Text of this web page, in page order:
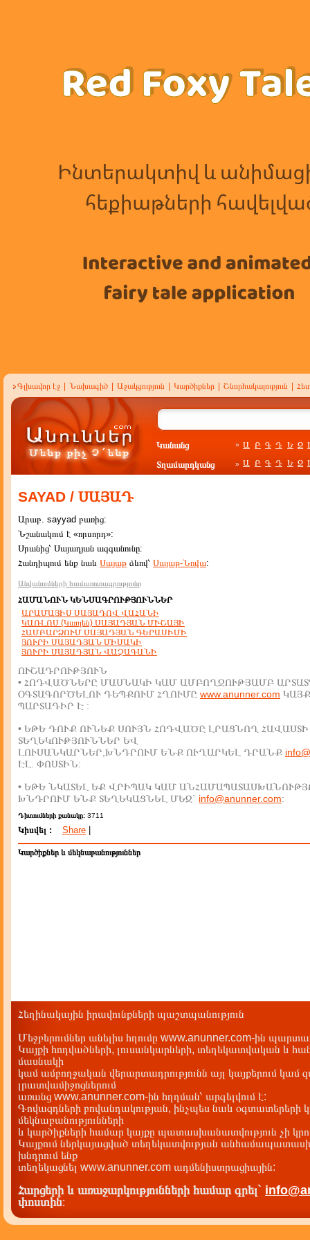
Գլխավոր էջ Նախագիծ Աջակցություն Կարծիքներ Շնորհակալություն
Կանանց » Ա Բ Գ Դ Ե Զ
Տղամարդկանց » Ա Բ Գ Դ Ե Զ
SAYAD / ՍԱՅԱԴ
Արաբ. sayyad բառից:
Նշանակում է «որսորդ»:
Սրանից՝ Սայադյան ազգանունը:
Հանդիպում ենք նաև Սայաթ ձևով՝ Սայաթ-Նովա:
Անվանումների համառոտագրությունը
ՀԱՄԱՆՈՒՆ ԿԵՆՍԱԳՐՈՒԹՅՈՒՆՆԵՐ
ԱՐԱՄԱՅԻՍ ՍԱՅԱԴՈՎ ՎԱՀԱՆԻ
ԿԱՌԼՈՍ (Կառլեն) ՍԱՅԱԴՅԱՆ ՄԻՇԱՅԻ
ՀԱՄԲԱՐՁՈՒՄ ՍԱՅԱԴՅԱՆ ԳԵՐԱՍԻՄԻ
ՅՈՒՐԻ ՍԱՅԱԴՅԱՆ ՄԻՍԱԿԻ
ՅՈՒՐԻ ՍԱՅԱԴՅԱՆ ՎԱՉԱԳԱՆԻ
ՈՒՇԱԴՐՈՒԹՅՈՒՆ
• ՀՈԴՎԱԾՆԵՐԸ ՄԱՍՆԱԿԻ ԿԱՄ ԱՄԲՈՂՋՈՒԹՅԱՄԲ
ՕԳՏԱԳՈՐԾԵԼՈՒ ԴԵՊՔՈՒՄ ՀՂՈՒՄԸ www.anunner.com
ՊԱՐՏԱԴԻՐ Է :
• ԵԹԵ ԴՈՒՔ ՈՒՆԵՔ ՍՈՒՅՆ ՀՈԴՎԱԾԸ ԼՐԱՑՆՈՂ ՀԱՎԱՍՏԻ
ՏԵՂԵԿՈՒԹՅՈՒՆՆԵՐ ԵՎ
ԼՈՒՍԱՆԿԱՐՆԵՐ,ԽՆԴՐՈՒՄ ԵՆՔ ՈՒՂԱՐԿԵԼ ԴՐԱՆՔ
ԷԼ. ՓՈՍՏԻՆ:
• ԵԹԵ ՆԿԱՏԵԼ ԵՔ ՎՐԻՊԱԿ ԿԱՄ
ԽՆԴՐՈՒՄ ԵՆՔ ՏԵՂԵԿԱՑՆԵԼ ՄԵԶ` info@anunner.com:
Դիտումների քանակը: 3711
Կիսվել : Share
Կարծիքներ և մեկնաբանություններ
Հեղինակային իրավունքների պաշտպանություն
Մեջբերումներ անելիս հղումը www.anunner.com-ին
Կայքի հոդվածների, լուսանկարների, տեղեկատվական և
մասնակի
կամ ամբողջական վերարտադրությունն այլ կայքերում կամ
լրատվամիջոցներում
առանց www.anunner.com-ին հղղման՝ արգելվում է:
Գովազդների բովանդակության, ինչպես նաև օգտատերերի
մեկնաբանությունների
և կարծիքների համար կայքը պատասխանատվություն չի
Կայքում ներկայացված տեղեկատվության
խնդրում ենք
տեղեկացնել www.anunner.com ադմենիստրացիային:
Հարցերի և առաջարկությունների համար գրել`
փոստին: